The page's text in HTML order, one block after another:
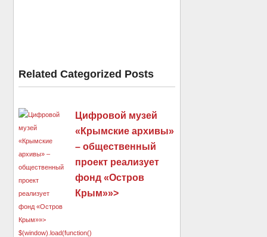
Related Categorized Posts
Цифровой музей
«Крымские архивы»
– общественный
проект реализует
фонд «Остров
Крым»»>